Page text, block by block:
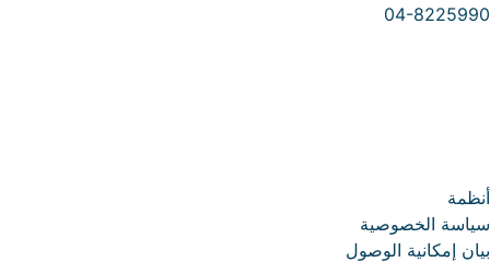
04-8225990
أنظمة
سياسة الخصوصية
بيان إمكانية الوصول